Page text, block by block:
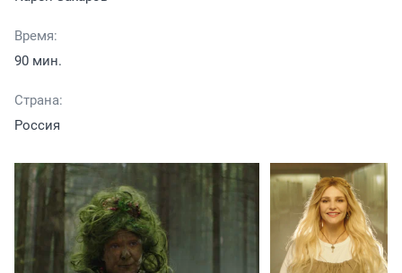
Время:
90 мин.
Страна:
Россия